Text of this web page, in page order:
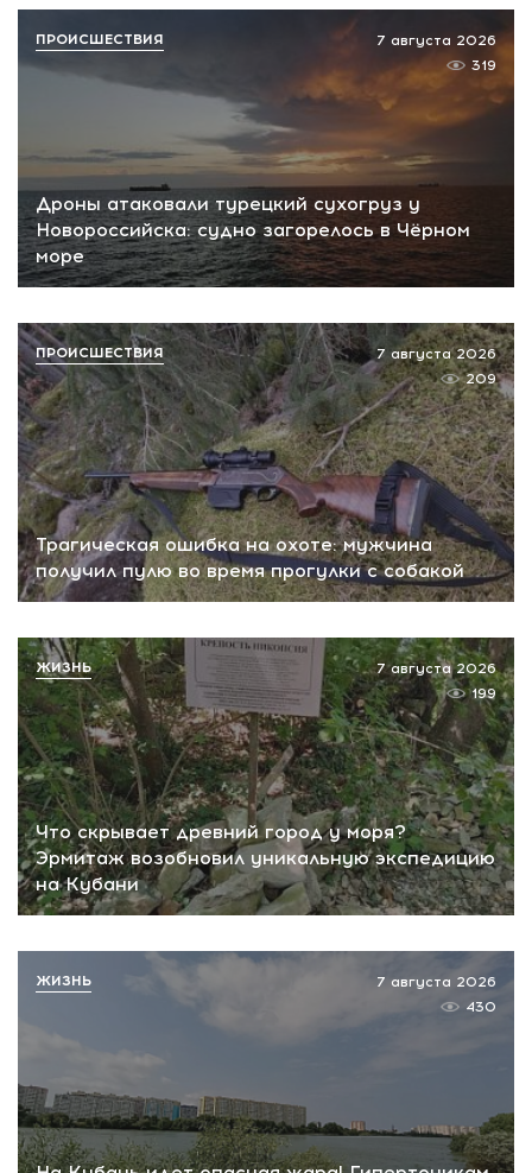
Дроны атаковали турецкий сухогруз у
Новороссийска: судно загорелось в Чёрном
море
7 августа 2026
319
ПРОИСШЕСТВИЯ
Трагическая ошибка на охоте: мужчина
получил пулю во время прогулки с собакой
7 августа 2026
209
ПРОИСШЕСТВИЯ
Что скрывает древний город у моря?
Эрмитаж возобновил уникальную экспедицию
на Кубани
7 августа 2026
199
ЖИЗНЬ
7 августа 2026
430
ЖИЗНЬ